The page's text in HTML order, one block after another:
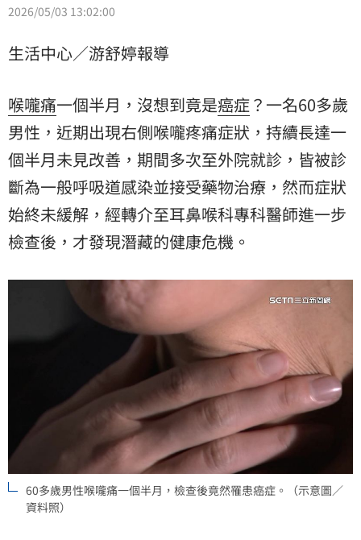
2026/05/03 13:02:00
生活中心／游舒婷報導
喉嚨痛一個半月，沒想到竟是癌症？一名60多歲
男性，近期出現右側喉嚨疼痛症狀，持續長達一
個半月未見改善，期間多次至外院就診，皆被診
斷為一般呼吸道感染並接受藥物治療，然而症狀
始終未緩解，經轉介至耳鼻喉科專科醫師進一步
檢查後，才發現潛藏的健康危機。
60多歲男性喉嚨痛一個半月，檢查後竟然罹患癌症。（示意圖／
資料照）